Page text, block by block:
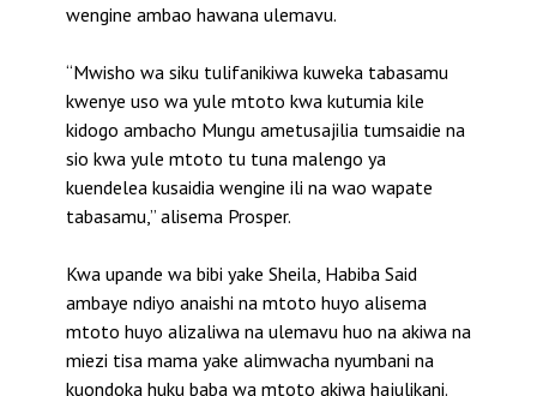
wengine ambao hawana ulemavu.
“Mwisho wa siku tulifanikiwa kuweka tabasamu
kwenye uso wa yule mtoto kwa kutumia kile
kidogo ambacho Mungu ametusajilia tumsaidie na
sio kwa yule mtoto tu tuna malengo ya
kuendelea kusaidia wengine ili na wao wapate
tabasamu,” alisema Prosper.
Kwa upande wa bibi yake Sheila, Habiba Said
ambaye ndiyo anaishi na mtoto huyo alisema
mtoto huyo alizaliwa na ulemavu huo na akiwa na
miezi tisa mama yake alimwacha nyumbani na
kuondoka huku baba wa mtoto akiwa hajulikani.